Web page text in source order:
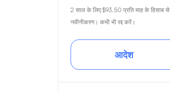
2 साल के लिए $93.50 प्रति माह के हिसाब से
नवीनीकरण। कभी भी रद्द करें।
आदेश